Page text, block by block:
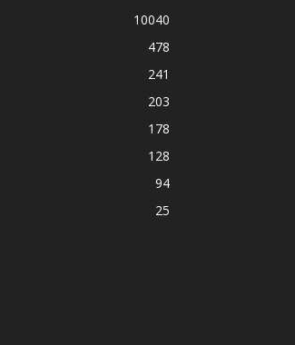
10040
478
241
203
178
128
94
25